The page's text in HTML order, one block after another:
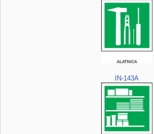
IN-143A